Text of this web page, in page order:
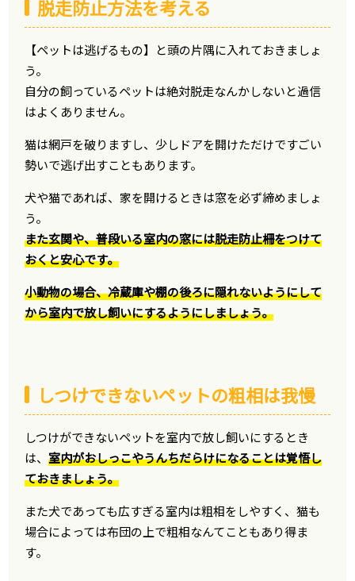
脱走防止方法を考える
【ペットは逃げるもの】と頭の片隅に入れておきましょ
う。
自分の飼っているペットは絶対脱走なんかしないと過信
はよくありません。
猫は網戸を破りますし、少しドアを開けただけですごい
勢いで逃げ出すこともあります。
犬や猫であれば、家を開けるときは窓を必ず締めましょ
う。
また玄関や、普段いる室内の窓には脱走防止柵をつけて
おくと安心です。
小動物の場合、冷蔵庫や棚の後ろに隠れないようにして
から室内で放し飼いにするようにしましょう。
しつけできないペットの粗相は我慢
しつけができないペットを室内で放し飼いにするとき
は、室内がおしっこやうんちだらけになることは覚悟し
ておきましょう。
また犬であっても広すぎる室内は粗相をしやすく、猫も
場合によっては布団の上で粗相なんてこともあり得ま
す。